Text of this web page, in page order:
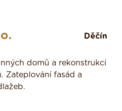
Děčín
domů a rekonstrukcí
Zateplování fasád a